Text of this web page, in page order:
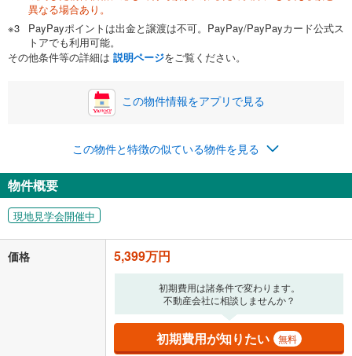
自己資金から住宅購入にかけられる金額を入力してくださ
い。一般的には物件価格の2割までが目安です。
閉じる
ボーナス
万円
0円
ナス時の増額分（1回分）を入力してください。
ボーナス払いの限度額は金融機関によって異なります。
閉じる
月々の返済額
る値は、実際の金融機関等における貸出金利とは何ら関係がなく、実際
の金融機関等における貸出金利を何ら保証するものではありません。返
済方法「元利均等返済」にて算出しております。入力された金利を35年
適用した場合の計算結果を表示しています。
その他月額費用や、初期費用がかかります。ご注意ください。実際にお
借り入れの際は各金融機関等に、必ずご自身でご確認をお願いいたしま
異なる場合あり。
PayPayポイントは出金と譲渡は不可。PayPay/PayPayカード公式ス
トアでも利用可能。
その他条件等の詳細は 説明ページをご覧ください。
この物件情報をアプリで見る
この物件と特徴の似ている物件を見る
物件概要
現地見学会開催中
価格 5,399万円
初期費用は諸条件で変わります。
不動産会社に相談しませんか？
初期費用が知りたい 無料